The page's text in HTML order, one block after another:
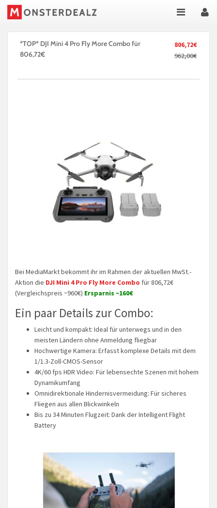
806,72€
962,00€
*TOP* DJI Mini 4 Pro Fly More Combo für
806,72€
Bei MediaMarkt bekommt ihr im Rahmen der aktuellen MwSt.-
Aktion die DJI Mini 4 Pro Fly More Combo für 806,72€
(Vergleichspreis ~960€) Ersparnis ~160€
Ein paar Details zur Combo:
Leicht und kompakt: Ideal für unterwegs und in den
meisten Ländern ohne Anmeldung fliegbar
Hochwertige Kamera: Erfasst komplexe Details mit dem
1/1.3-Zoll-CMOS-Sensor
4K/60 fps HDR Video: Für lebensechte Szenen mit hohem
Dynamikumfang
Omnidirektionale Hindernisvermeidung: Für sicheres
Fliegen aus allen Blickwinkeln
Bis zu 34 Minuten Flugzeit: Dank der Intelligent Flight
Battery